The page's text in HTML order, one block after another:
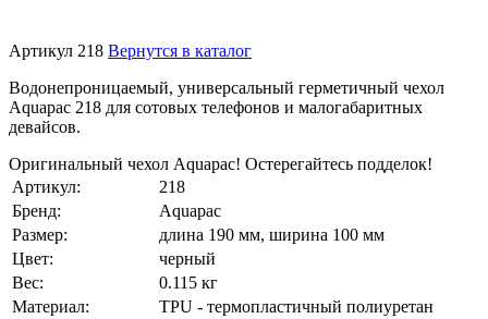
Артикул 218 Вернутся в каталог
Водонепроницаемый, универсальный герметичный чехол
Aquapac 218 для сотовых телефонов и малогабаритных
девайсов.
Оригинальный чехол Aquapac! Остерегайтесь подделок!
Артикул:
218
Бренд:
Aquapac
Размер:
длина 190 мм, ширина 100 мм
Цвет:
черный
Вес:
0.115 кг
Материал:
TPU - термопластичный полиуретан